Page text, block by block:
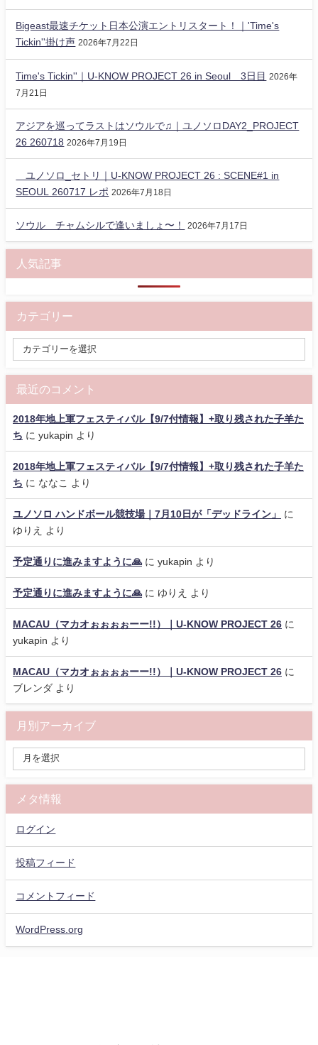
Bigeast最速チケット日本公演エントリスタート！｜'Time's
Tickin''掛け声 2026年7月22日
Time's Tickin''｜U-KNOW PROJECT 26 in Seoul 3日目
2026年
7月21日
アジアを巡ってラストはソウルで♫｜ユノソロDAY2_PROJECT
26 260718 2026年7月19日
ユノソロ_セトリ｜U-KNOW PROJECT 26 : SCENE#1 in
SEOUL 260717 レポ 2026年7月18日
ソウル チャムシルで逢いましょ〜！ 2026年7月17日
人気記事
カテゴリー
最近のコメント
2018年地上軍フェスティバル【9/7付情報】+取り残された子羊た
ち に yukapin より
2018年地上軍フェスティバル【9/7付情報】+取り残された子羊た
ち に ななこ より
ユノソロ ハンドボール競技場｜7月10日が「デッドライン」
に
ゆりえ
より
予定通りに進みますように🙏 に yukapin より
予定通りに進みますように🙏 に ゆりえ より
MACAU（マカオぉぉぉぉーー!!）｜U-KNOW PROJECT 26 に
yukapin より
MACAU（マカオぉぉぉぉーー!!）｜U-KNOW PROJECT 26 に
ブレンダ より
月別アーカイブ
メタ情報
ログイン
投稿フィード
コメントフィード
WordPress.org